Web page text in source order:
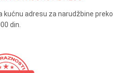
kućnu adresu za narudžbine preko
din.